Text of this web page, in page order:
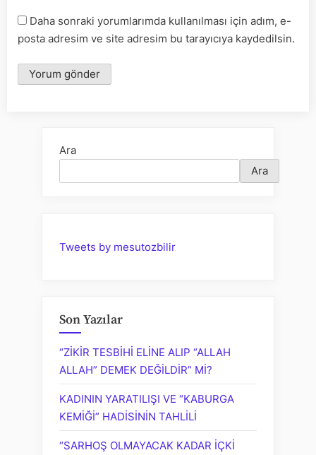
Daha sonraki yorumlarımda kullanılması için adım, e-
posta adresim ve site adresim bu tarayıcıya kaydedilsin.
Ara
Ara
Tweets by mesutozbilir
Son Yazılar
“ZİKİR TESBİHİ ELİNE ALIP “ALLAH
ALLAH” DEMEK DEĞİLDİR” Mİ?
KADININ YARATILIŞI VE “KABURGA
KEMİĞİ” HADİSİNİN TAHLİLİ
“SARHOŞ OLMAYACAK KADAR İÇKİ